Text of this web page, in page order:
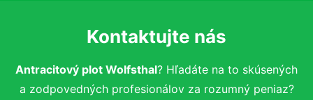
Kontaktujte nás
Antracitový plot Wolfsthal? Hľadáte na to skúsených
a zodpovedných profesionálov za rozumný peniaz?